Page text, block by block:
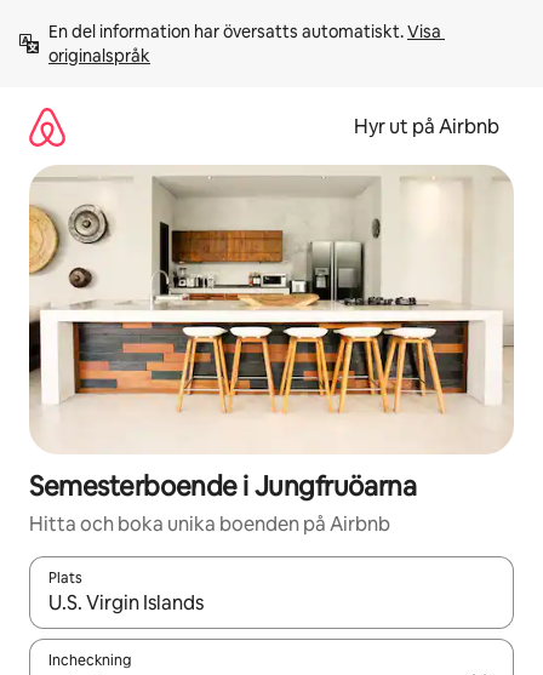
innehåll
En del information har översatts automatiskt. Visa
originalspråk
Hyr ut på Airbnb
Semesterboende i Jungfruöarna
Hitta och boka unika boenden på Airbnb
Plats
När resultaten är tillgängliga kan du navigera med upp- och
Incheckning